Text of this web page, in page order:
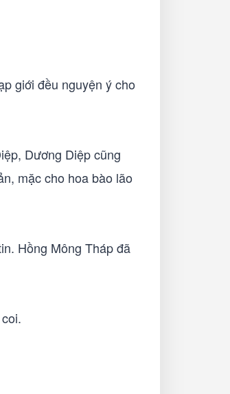
giới đều nguyện ý cho
Dương Diệp cũng
mặc cho hoa bào lão
Hồng Mông Tháp đã